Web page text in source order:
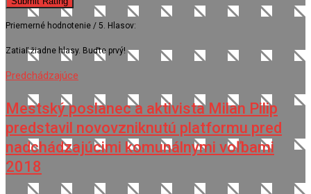
Priemerné hodnotenie / 5. Hlasov:
Zatiaľ žiadne hlasy. Buďte prvý!
Predchádzajúce
Mestský poslanec a aktivista Milan Pilip
predstavil novovzniknutú platformu pred
nadchádzajúcimi komunálnymi voľbami
2018